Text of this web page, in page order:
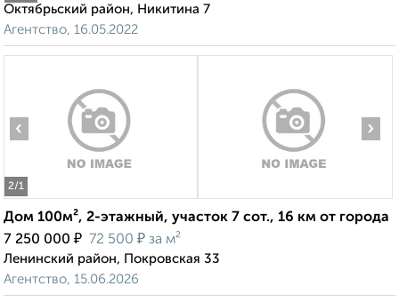
Октябрьский район, Никитина 7
Агентство, 16.05.2022
2/1
‹ ›
Дом 100м², 2-этажный, участок 7 сот., 16 км от города
7 250 000 ₽ 72 500 ₽ за м²
Ленинский район, Покровская 33
Агентство, 15.06.2026